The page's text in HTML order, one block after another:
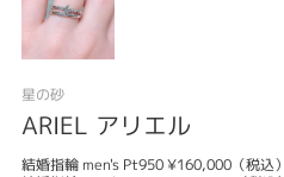
星の砂
ARIEL アリエル
結婚指輪 men's Pt950 ¥160,000（税込）